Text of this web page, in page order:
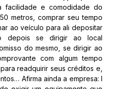
facilidade e comodidade do
metros, comprar seu tempo
ao veículo para ali depositar
depois se dirigir ao local
do mesmo, se dirigir ao
com algum tempo
readquirir seus créditos e,
Afirma ainda a empresa: I